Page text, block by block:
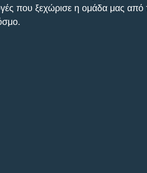
που ξεχώρισε η ομάδα μας από